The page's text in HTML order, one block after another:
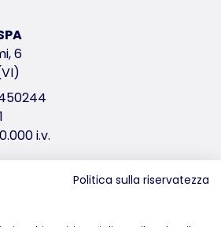
numero unico del
2545
6
i.v.
Politica sulla riservatezza